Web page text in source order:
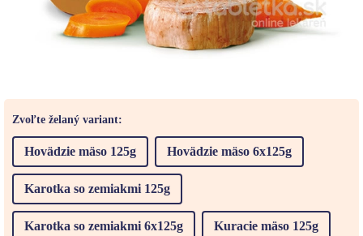
Zvoľte želaný variant:
Hovädzie mäso 125g Hovädzie mäso 6x125g
Karotka so zemiakmi 125g
Karotka so zemiakmi 6x125g Kuracie mäso 125g